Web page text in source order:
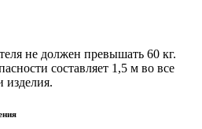
не должен превышать 60 кг.
составляет 1,5 м во все
изделия.